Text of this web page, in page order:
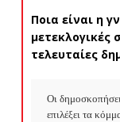
Ποια είναι η
μετεκλογικές
τελευταίες
Οι
επιλέξει τα